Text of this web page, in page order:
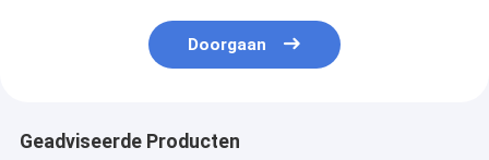
Doorgaan
Geadviseerde Producten